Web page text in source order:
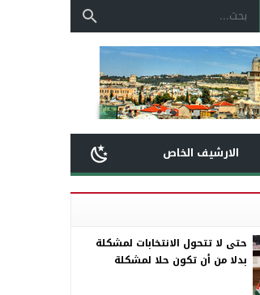
الارشيف الخاص
حتى لا تتحول الانتخابات لمشكلة
بدلا من أن تكون حلا لمشكلة